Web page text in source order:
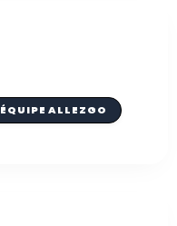
ÉQUIPE ALLEZGO